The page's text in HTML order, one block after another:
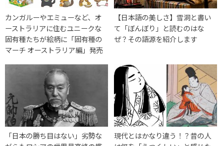
カンガルーやエミューなど、オ
ーストラリアに住むユニークな
固有種たちが絵柄に「固有種の
マーチ オーストラリア編」発売
【日本語の美しさ】雪洞と書い
て「ぼんぼり」と読むのはな
ぜ？その語源を紹介します
「日本の勝ち目はない」劣勢な
現代とはかなり違う！？昔の人